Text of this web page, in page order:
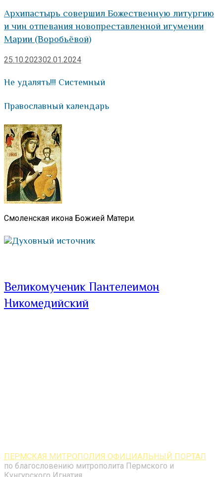
Архипастырь совершил Божественную литургию
и чин отпевания новопреставленной игумении
Марии (Воробьëвой)
25.10.202302.01.2024
Не удалять!!! Системный
Православный календарь
Смоленская икона Божией Матери.
Духовный источник
Великомученик Пантелеимон
Никомедийский
ПЕРМСКАЯ МИТРОПОЛИЯ ОФИЦИАЛЬНЫЙ ПОРТАЛ
по благословению митрополита Пермского и